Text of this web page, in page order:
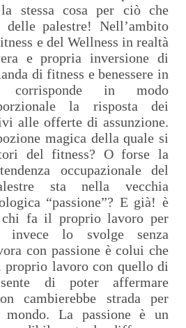
stessa cosa per ciò che
palestre! Nell’ambito
e del Wellness in realtà
e propria inversione di
di fitness e benessere in
corrisponde in modo
la risposta dei
alle offerte di assunzione.
magica della quale si
del fitness? O forse la
occupazionale del
sta nella vecchia
“passione”? E già! è
chi fa il proprio lavoro per
invece lo svolge senza
con passione è colui che
proprio lavoro con quello di
di poter affermare
cambierebbe strada per
La passione è un